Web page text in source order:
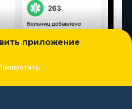
приложение